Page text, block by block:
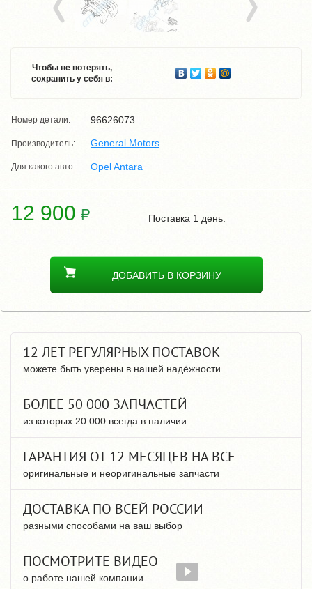
Чтобы не потерять,
сохранить у себя в:
Номер детали: 96626073
Производитель: General Motors
Для какого авто: Opel Antara
12 900 Поставка 1 день.
ДОБАВИТЬ В КОРЗИНУ
12 ЛЕТ РЕГУЛЯРНЫХ ПОСТАВОК
можете быть уверены в нашей надёжности
БОЛЕЕ 50 000 ЗАПЧАСТЕЙ
из которых 20 000 всегда в наличии
ГАРАНТИЯ ОТ 12 МЕСЯЦЕВ НА ВСЕ
оригинальные и неоригинальные запчасти
ДОСТАВКА ПО ВСЕЙ РОССИИ
разными способами на ваш выбор
ПОСМОТРИТЕ ВИДЕО
о работе нашей компании